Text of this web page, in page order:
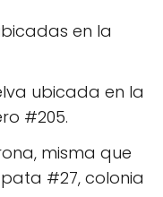
en la
ubicada en la
#205.
misma que
#27, colonia